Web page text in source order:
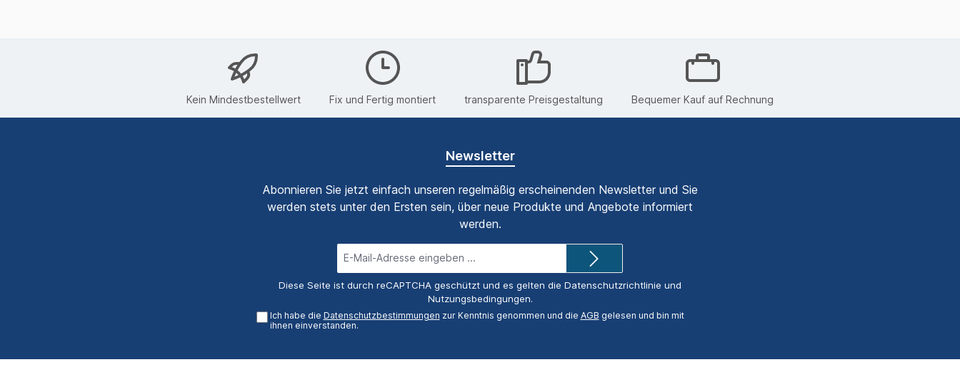
Kein Mindestbestellwert Fix und Fertig montiert transparente Preisgestaltung Bequemer Kauf auf Rechnung
Newsletter
Abonnieren Sie jetzt einfach unseren regelmäßig erscheinenden Newsletter und Sie
werden stets unter den Ersten sein, über neue Produkte und Angebote informiert
werden.
Mail-
Adresse*
Diese Seite ist durch reCAPTCHA geschützt und es gelten die Datenschutzrichtlinie und
Nutzungsbedingungen.
Ich habe die Datenschutzbestimmungen zur Kenntnis genommen und die AGB gelesen und bin mit
ihnen einverstanden.